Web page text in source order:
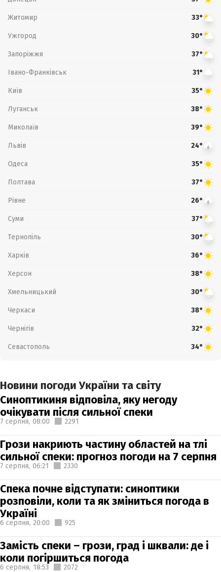
Житомир 33°
Ужгород 30°
Запоріжжя 37°
Івано-Франківськ 31°
Київ 35°
Луганськ 38°
Миколаїв 39°
Львів 24°
Одеса 35°
Полтава 37°
Рівне 26°
Суми 37°
Тернопіль 30°
Харків 36°
Херсон 38°
Хмельницький 30°
Черкаси 38°
Чернігів 32°
Севастополь 34°
Новини погоди України та світу
Синоптикиня відповіла, яку негоду
очікувати після сильної спеки
7 серпня, 08:00 2291
Грози накриють частину областей на тлі
сильної спеки: прогноз погоди на 7 серпня
7 серпня, 06:21 2330
Спека почне відступати: синоптики
розповіли, коли та як зміниться погода в
Україні
6 серпня, 20:00 925
Замість спеки – грози, град і шквали: де і
коли погіршиться погода
6 серпня, 18:53 2072